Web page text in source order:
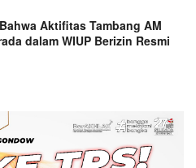
Aktifitas Tambang AM
dalam WIUP Berizin Resmi